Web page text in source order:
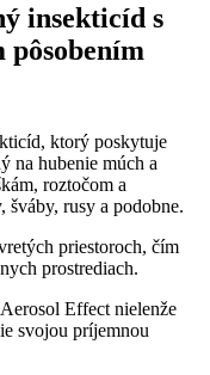
insekticíd s
ktorý poskytuje
na hubenie múch a
roztočom a
šváby, rusy a podobne.
priestoroch, čím
prostrediach.
Effect nielenže
svojou príjemnou